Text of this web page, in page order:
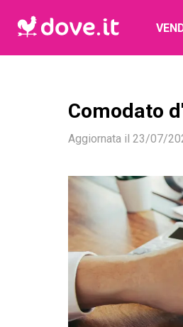
Comodato
Aggiornata il 23/07/